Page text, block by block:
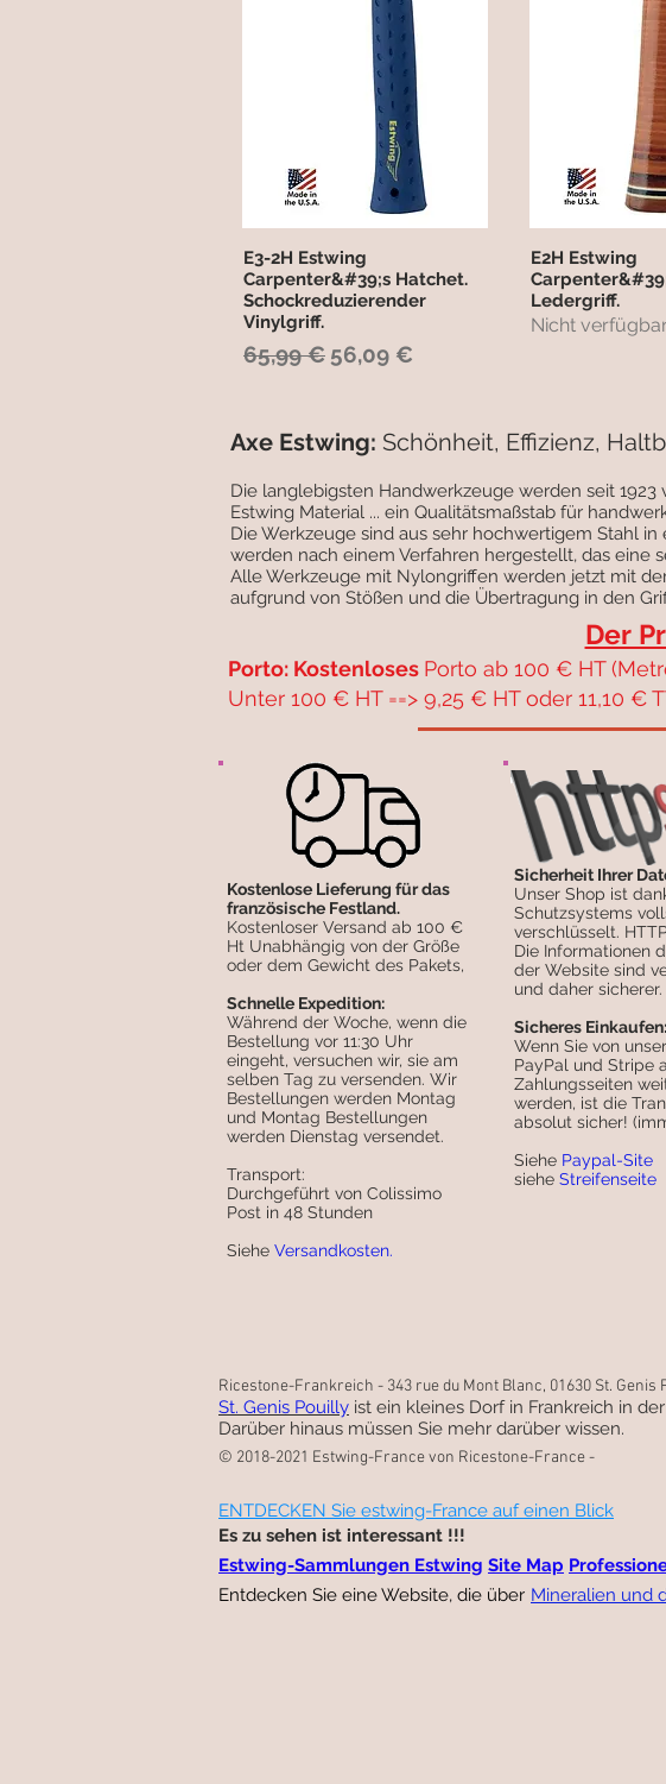
Schnellansicht
E3-2H Estwing
Carpenter&#39;s Hatchet.
Schockreduzierender
Vinylgriff.
Standardpreis
65,99 € Sale-Preis
56,09 €
E2H Estwing
Ledergriff.
Nicht
Axe Estwing: Schönheit, Effizienz,
Die langlebigsten Handwerkzeuge werden seit
Estwing Material ... ein Qualitätsmaßstab für
Die Werkzeuge sind aus sehr hochwertigem Stahl
werden nach einem Verfahren hergestellt, das eine
Alle Werkzeuge mit Nylongriffen werden jetzt mit
aufgrund von Stößen und die Übertragung in den
Der
Porto: Kostenloses Porto ab 100 € HT
Unter 100 € HT ==> 9,25 € HT oder 11,10 €
Kostenlose Lieferung für das
französische Festland.
Kostenloser Versand ab 100 €
Ht Unabhängig von der Größe
oder dem Gewicht des Pakets,
Schnelle Expedition:
Während der Woche, wenn die
Bestellung vor 11:30 Uhr
eingeht, versuchen wir, sie am
selben Tag zu versenden. Wir
Bestellungen werden Montag
und Montag Bestellungen
werden Dienstag versendet.
Transport:
Durchgeführt von Colissimo
Post in 48 Stunden
Siehe Versandkosten.
Sicherheit Ihrer
Unser Shop ist
Schutzsystems
verschlüsselt.
Die Informationen
der Website sind
und daher sicherer.
Sicheres Einkaufen:
Wenn Sie von
PayPal und Stripe
Zahlungsseiten
werden, ist die
absolut sicher!
Siehe Paypal-Site
siehe Streifenseite
Ricestone-Frankreich - 343 rue du Mont Blanc, 01630 St. Genis
St. Genis Pouilly ist ein kleines Dorf in Frankreich in
Darüber hinaus müssen Sie mehr darüber wissen.
© 2018-2021 Estwing-France von Ricestone-France -
Es zu sehen ist interessant !!!
Estwing-Sammlungen Estwing Site Map
Entdecken Sie eine Website, die über Mineralien und
ENTDECKEN Sie estwing-France auf einen Blick